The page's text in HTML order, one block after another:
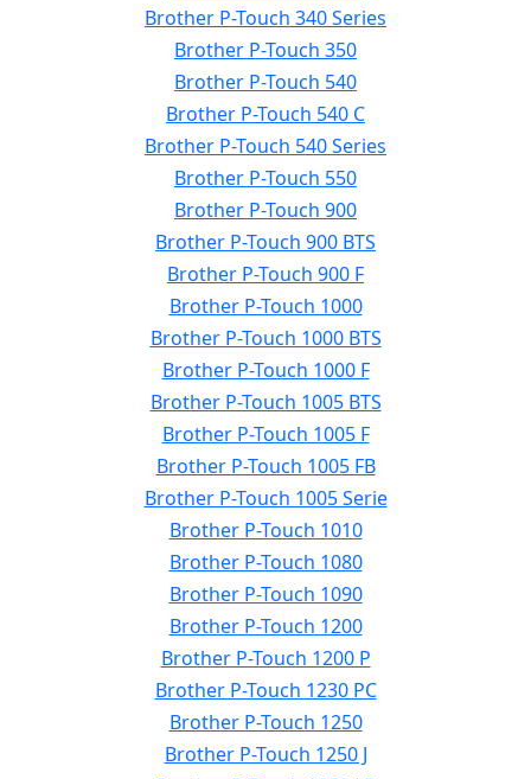
Brother P-Touch 340 Series
Brother P-Touch 350
Brother P-Touch 540
Brother P-Touch 540 C
Brother P-Touch 540 Series
Brother P-Touch 550
Brother P-Touch 900
Brother P-Touch 900 BTS
Brother P-Touch 900 F
Brother P-Touch 1000
Brother P-Touch 1000 BTS
Brother P-Touch 1000 F
Brother P-Touch 1005 BTS
Brother P-Touch 1005 F
Brother P-Touch 1005 FB
Brother P-Touch 1005 Serie
Brother P-Touch 1010
Brother P-Touch 1080
Brother P-Touch 1090
Brother P-Touch 1200
Brother P-Touch 1200 P
Brother P-Touch 1230 PC
Brother P-Touch 1250
Brother P-Touch 1250 J